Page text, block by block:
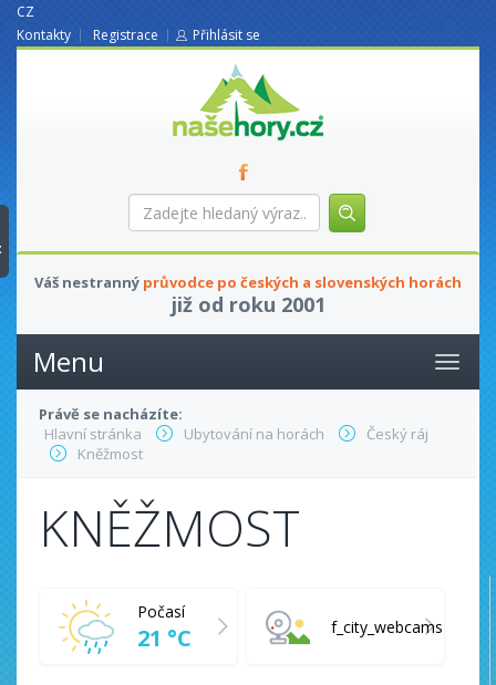
CZ
Kontakty
Registrace Přihlásit se
nasehory.cz
Zadejte
hledaný
Váš nestranný průvodce po českých a slovenských horách
již od roku 2001
Menu
Právě se nacházíte:
Hlavní stránka
Ubytování na horách
Český ráj
Kněžmost
KNĚŽMOST
Počasí
21 °C f_city_webcams